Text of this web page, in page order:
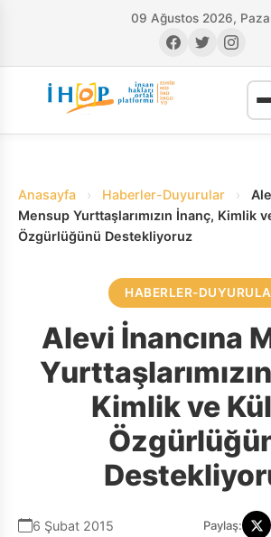
09 Ağustos 2026,
Anasayfa › Haberler-Duyurular ›
Mensup Yurttaşlarımızın İnanç, Kimlik
Özgürlüğünü Destekliyoruz
HABERLER-
Alevi İnancına
Kimlik ve
6 Şubat 2015 Paylaş: